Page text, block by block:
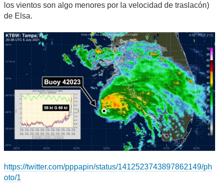
los vientos son algo menores por la velocidad de traslacón)
de Elsa.
https://twitter.com/pppapin/status/1412523743897862149/ph
oto/1